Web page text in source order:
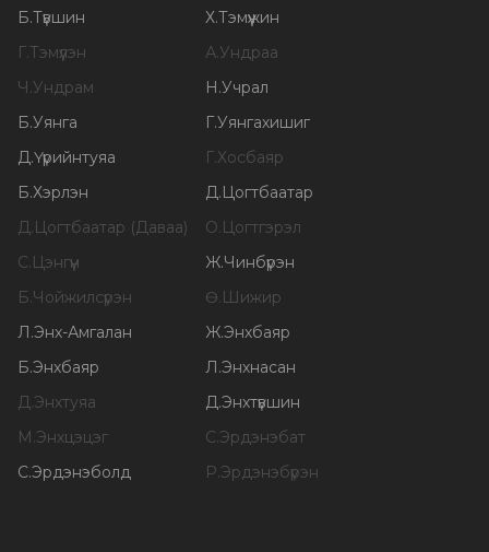
Б.Түвшин Х.Тэмүүжин
Г.Тэмүүлэн А.Ундраа
Ч.Ундрам Н.Учрал
Б.Уянга Г.Уянгахишиг
Д.Үүрийнтуяа Г.Хосбаяр
Б.Хэрлэн Д.Цогтбаатар
Д.Цогтбаатар (Даваа) О.Цогтгэрэл
С.Цэнгүүн Ж.Чинбүрэн
Б.Чойжилсүрэн Ө.Шижир
Л.Энх-Амгалан Ж.Энхбаяр
Б.Энхбаяр Л.Энхнасан
Д.Энхтуяа Д.Энхтүвшин
М.Энхцэцэг С.Эрдэнэбат
С.Эрдэнэболд Р.Эрдэнэбүрэн